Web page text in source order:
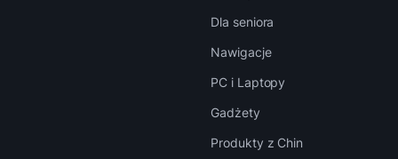
Dla seniora
Nawigacje
PC i Laptopy
Gadżety
Produkty z Chin